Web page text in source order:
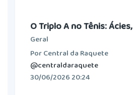
O Triplo A no Tênis:
Geral
Por Central da Raquete
@centraldaraquete
30/06/2026 20:24